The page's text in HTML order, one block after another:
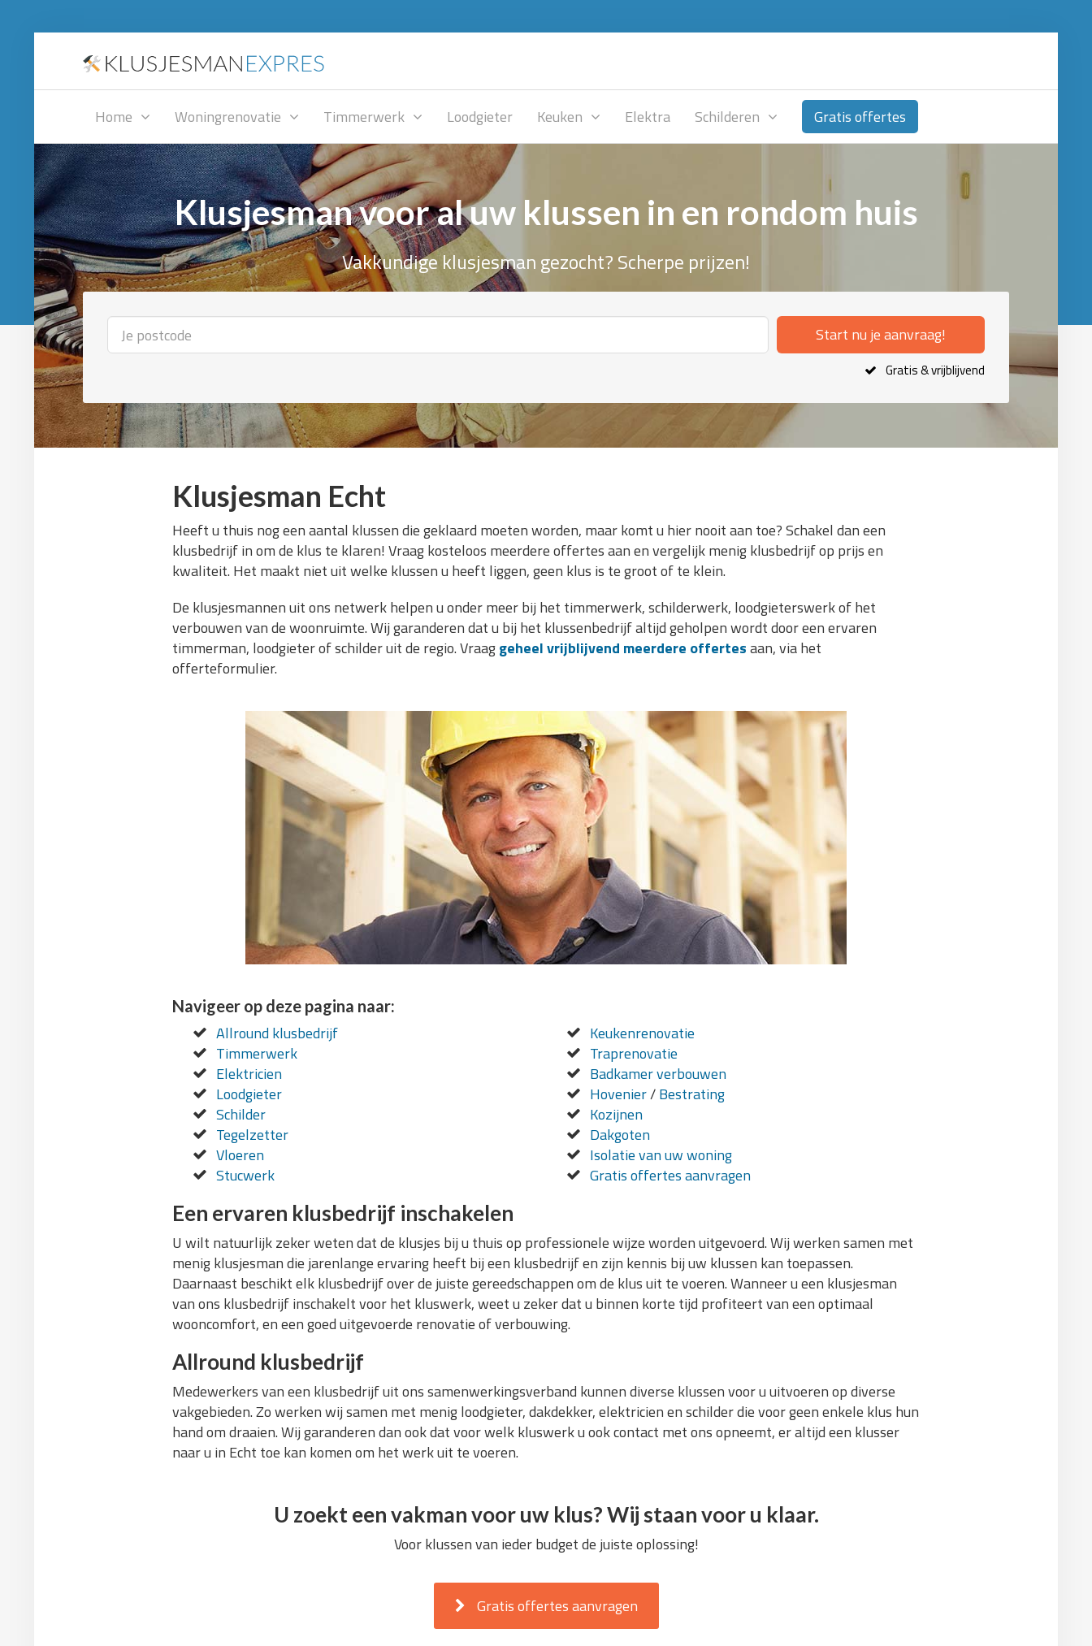
Home Woningrenovatie Timmerwerk Loodgieter Keuken Elektra Schilderen Gratis offertes
Klusjesman voor al uw klussen in en rondom huis
Vakkundige klusjesman gezocht? Scherpe prijzen!
Start nu je aanvraag!
Gratis & vrijblijvend
Klusjesman Echt
Heeft u thuis nog een aantal klussen die geklaard moeten worden, maar komt u hier nooit aan toe? Schakel dan een
klusbedrijf in om de klus te klaren! Vraag kosteloos meerdere offertes aan en vergelijk menig klusbedrijf op prijs en
kwaliteit. Het maakt niet uit welke klussen u heeft liggen, geen klus is te groot of te klein.
De klusjesmannen uit ons netwerk helpen u onder meer bij het timmerwerk, schilderwerk, loodgieterswerk of het
verbouwen van de woonruimte. Wij garanderen dat u bij het klussenbedrijf altijd geholpen wordt door een ervaren
timmerman, loodgieter of schilder uit de regio. Vraaggeheel vrijblijvend meerdere offertesaan, via het
offerteformulier.
Navigeer op deze pagina naar:
Allround klusbedrijf
Timmerwerk
Elektricien
Loodgieter
Schilder
Tegelzetter
Vloeren
Stucwerk
Keukenrenovatie
Traprenovatie
Badkamer verbouwen
Hovenier/Bestrating
Kozijnen
Dakgoten
Isolatie van uw woning
Gratis offertes aanvragen
Een ervaren klusbedrijf inschakelen
U wilt natuurlijk zeker weten dat de klusjes bij u thuis op professionele wijze worden uitgevoerd. Wij werken samen met
menig klusjesman die jarenlange ervaring heeft bij een klusbedrijf en zijn kennis bij uw klussen kan toepassen.
Daarnaast beschikt elk klusbedrijf over de juiste gereedschappen om de klus uit te voeren. Wanneer u een klusjesman
van ons klusbedrijf inschakelt voor het kluswerk, weet u zeker dat u binnen korte tijd profiteert van een optimaal
wooncomfort, en een goed uitgevoerde renovatie of verbouwing.
Allround klusbedrijf
Medewerkers van een klusbedrijf uit ons samenwerkingsverband kunnen diverse klussen voor u uitvoeren op diverse
vakgebieden. Zo werken wij samen met menig loodgieter, dakdekker, elektricien en schilder die voor geen enkele klus hun
hand om draaien. Wij garanderen dan ook dat voor welk kluswerk u ook contact met ons opneemt, er altijd een klusser
naar u in Echt toe kan komen om het werk uit te voeren.
U zoekt een vakman voor uw klus? Wij staan voor u klaar.
Voor klussen van ieder budget de juiste oplossing!
Gratis offertes aanvragen